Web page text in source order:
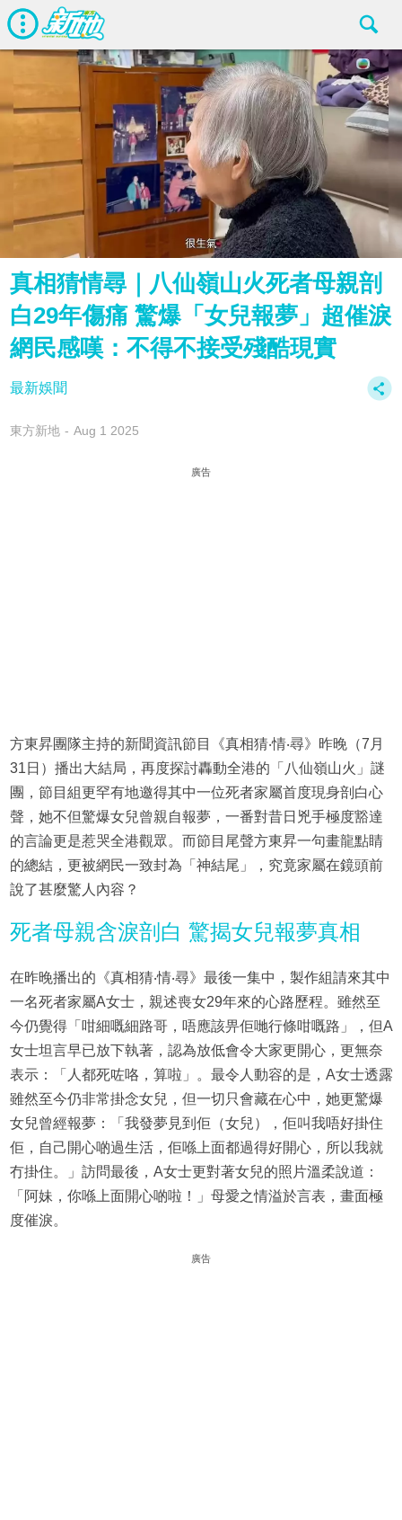
真相猜情尋｜八仙嶺山火死者母親剖
白29年傷痛 驚爆「女兒報夢」超催淚
網民感嘆：不得不接受殘酷現實
最新娛聞
東方新地 Aug 1 2025
廣告
方東昇團隊主持的新聞資訊節目《真相猜‧情‧尋》昨晚（7月
31日）播出大結局，再度探討轟動全港的「八仙嶺山火」謎
團，節目組更罕有地邀得其中一位死者家屬首度現身剖白心
聲，她不但驚爆女兒曾親自報夢，一番對昔日兇手極度豁達
的言論更是惹哭全港觀眾。而節目尾聲方東昇一句畫龍點睛
的總結，更被網民一致封為「神結尾」，究竟家屬在鏡頭前
說了甚麼驚人內容？
死者母親含淚剖白 驚揭女兒報夢真相
在昨晚播出的《真相猜‧情‧尋》最後一集中，製作組請來其中
一名死者家屬A女士，親述喪女29年來的心路歷程。雖然至
今仍覺得「咁細嘅細路哥，唔應該畀佢哋行條咁嘅路」，但A
女士坦言早已放下執著，認為放低會令大家更開心，更無奈
表示：「人都死咗咯，算啦」。最令人動容的是，A女士透露
雖然至今仍非常掛念女兒，但一切只會藏在心中，她更驚爆
女兒曾經報夢：「我發夢見到佢（女兒），佢叫我唔好掛住
佢，自己開心啲過生活，佢喺上面都過得好開心，所以我就
冇掛住。」訪問最後，A女士更對著女兒的照片溫柔說道：
「阿妹，你喺上面開心啲啦！」母愛之情溢於言表，畫面極
度催淚。
廣告